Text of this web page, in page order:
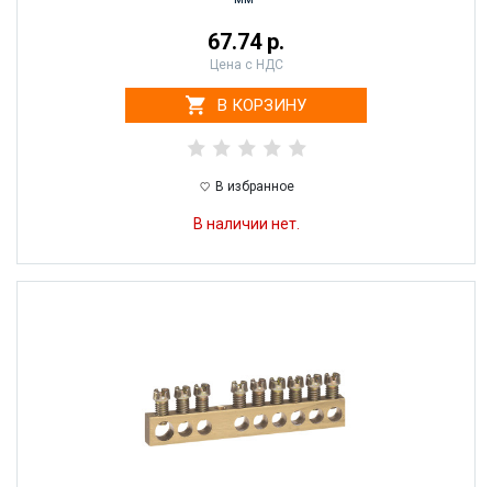
67.74 р.
Цена с НДС
В КОРЗИНУ
В избранное
В наличии нет.